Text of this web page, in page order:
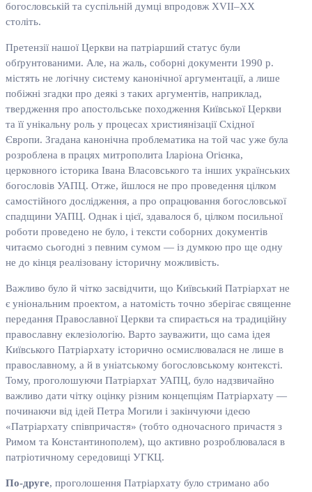
богословській та суспільній думці впродовж XVII–ХХ
століть.
Претензії нашої Церкви на патріарший статус були
обґрунтованими. Але, на жаль, соборні документи 1990 р.
містять не логічну систему канонічної аргументації, а лише
побіжні згадки про деякі з таких аргументів, наприклад,
твердження про апостольське походження Київської Церкви
та її унікальну роль у процесах християнізації Східної
Європи. Згадана канонічна проблематика на той час уже була
розроблена в працях митрополита Іларіона Огієнка,
церковного історика Івана Власовського та інших українських
богословів УАПЦ. Отже, йшлося не про проведення цілком
самостійного дослідження, а про опрацювання богословської
спадщини УАПЦ. Однак і цієї, здавалося б, цілком посильної
роботи проведено не було, і тексти соборних документів
читаємо сьогодні з певним сумом — із думкою про ще одну
не до кінця реалізовану історичну можливість.
Важливо було й чітко засвідчити, що Київський Патріархат не
є уніональним проектом, а натомість точно зберігає священне
передання Православної Церкви та спирається на традиційну
православну еклезіологію. Варто зауважити, що сама ідея
Київського Патріархату історично осмислювалася не лише в
православному, а й в уніатському богословському контексті.
Тому, проголошуючи Патріархат УАПЦ, було надзвичайно
важливо дати чітку оцінку різним концепціям Патріархату —
починаючи від ідей Петра Могили і закінчуючи ідеєю
«Патріархату співпричастя» (тобто одночасного причастя з
Римом та Константинополем), що активно розроблювалася в
патріотичному середовищі УГКЦ.
По-друге, проголошення Патріархату було стримано або